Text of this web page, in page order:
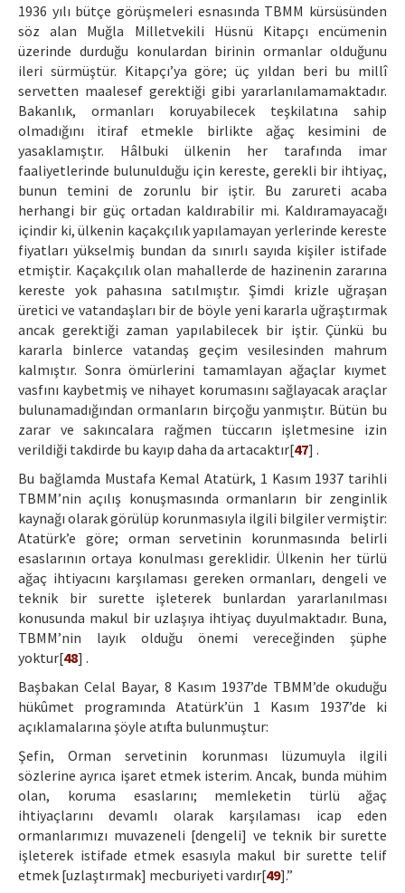
1936 yılı bütçe görüşmeleri esnasında TBMM kürsüsünden
söz alan Muğla Milletvekili Hüsnü Kitapçı encümenin
üzerinde durduğu konulardan birinin ormanlar olduğunu
ileri sürmüştür. Kitapçı’ya göre; üç yıldan beri bu millî
servetten maalesef gerektiği gibi yararlanılamamaktadır.
Bakanlık, ormanları koruyabilecek teşkilatına sahip
olmadığını itiraf etmekle birlikte ağaç kesimini de
yasaklamıştır. Hâlbuki ülkenin her tarafında imar
faaliyetlerinde bulunulduğu için kereste, gerekli bir ihtiyaç,
bunun temini de zorunlu bir iştir. Bu zarureti acaba
herhangi bir güç ortadan kaldırabilir mi. Kaldıramayacağı
içindir ki, ülkenin kaçakçılık yapılamayan yerlerinde kereste
fiyatları yükselmiş bundan da sınırlı sayıda kişiler istifade
etmiştir. Kaçakçılık olan mahallerde de hazinenin zararına
kereste yok pahasına satılmıştır. Şimdi krizle uğraşan
üretici ve vatandaşları bir de böyle yeni kararla uğraştırmak
ancak gerektiği zaman yapılabilecek bir iştir. Çünkü bu
kararla binlerce vatandaş geçim vesilesinden mahrum
kalmıştır. Sonra ömürlerini tamamlayan ağaçlar kıymet
vasfını kaybetmiş ve nihayet korumasını sağlayacak araçlar
bulunamadığından ormanların birçoğu yanmıştır. Bütün bu
zarar ve sakıncalara rağmen tüccarın işletmesine izin
verildiği takdirde bu kayıp daha da artacaktır[47] .
Bu bağlamda Mustafa Kemal Atatürk, 1 Kasım 1937 tarihli
TBMM’nin açılış konuşmasında ormanların bir zenginlik
kaynağı olarak görülüp korunmasıyla ilgili bilgiler vermiştir:
Atatürk’e göre; orman servetinin korunmasında belirli
esaslarının ortaya konulması gereklidir. Ülkenin her türlü
ağaç ihtiyacını karşılaması gereken ormanları, dengeli ve
teknik bir surette işleterek bunlardan yararlanılması
konusunda makul bir uzlaşıya ihtiyaç duyulmaktadır. Buna,
TBMM’nin layık olduğu önemi vereceğinden şüphe
yoktur[48] .
Başbakan Celal Bayar, 8 Kasım 1937’de TBMM’de okuduğu
hükûmet programında Atatürk’ün 1 Kasım 1937’de ki
açıklamalarına şöyle atıfta bulunmuştur:
Şefin, Orman servetinin korunması lüzumuyla ilgili
sözlerine ayrıca işaret etmek isterim. Ancak, bunda mühim
olan, koruma esaslarını; memleketin türlü ağaç
ihtiyaçlarını devamlı olarak karşılaması icap eden
ormanlarımızı muvazeneli [dengeli] ve teknik bir surette
işleterek istifade etmek esasıyla makul bir surette telif
etmek [uzlaştırmak] mecburiyeti vardır[49].”